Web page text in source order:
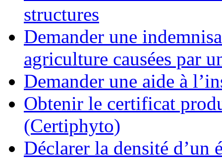
structures
Demander une
agriculture causées par
Demander une aide à
Obtenir le certificat
(Certiphyto)
Déclarer la densité d’un